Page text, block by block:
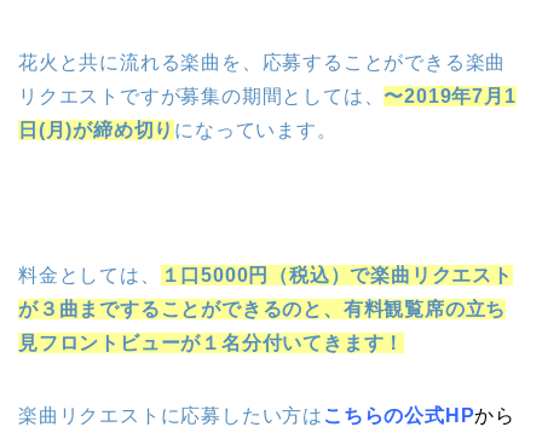
花火と共に流れる楽曲を、応募することができる楽曲
リクエストですが募集の期間としては、 〜2019年7月1
日(月)が締め切り になっています。
料金としては、
１口5000円（税込）で楽曲リクエスト
が３曲まですることができるのと、有料観覧席の立ち
見フロントビューが１名分付いてきます！
楽曲リクエストに応募したい方は こちらの公式HPから